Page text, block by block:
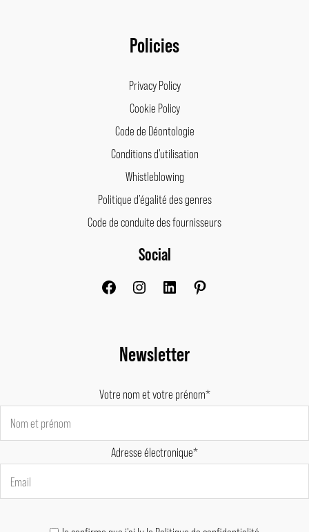
Policies
Privacy Policy
Cookie Policy
Code de Déontologie
Conditions d’utilisation
Whistleblowing
Politique d’égalité des genres
Code de conduite des fournisseurs
Social
FacebookInstagram
Newsletter
Votre nom et votre prénom*
Adresse électronique*